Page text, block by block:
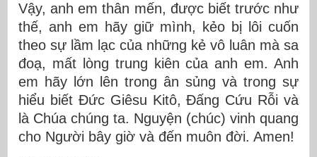
Vậy, anh em thân mến, được biết trước như
thế, anh em hãy giữ mình, kẻo bị lôi cuốn
theo sự lầm lạc của những kẻ vô luân mà sa
đoạ, mất lòng trung kiên của anh em. Anh
em hãy lớn lên trong ân sủng và trong sự
hiểu biết Ðức Giêsu Kitô, Ðấng Cứu Rỗi và
là Chúa chúng ta. Nguyện (chúc) vinh quang
cho Người bây giờ và đến muôn đời. Amen!